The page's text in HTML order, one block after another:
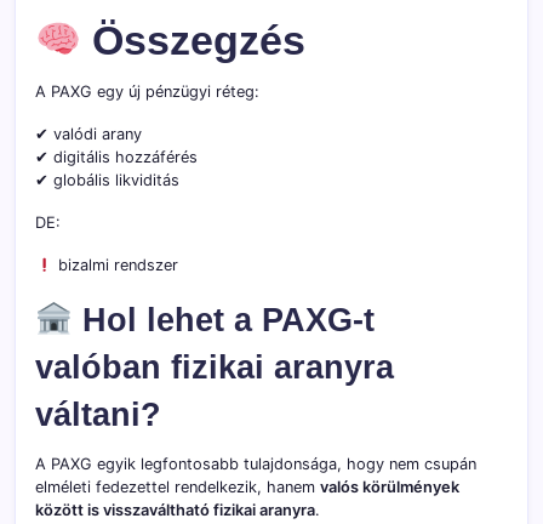
Összegzés
A PAXG egy új pénzügyi réteg:
✔ valódi arany
✔ digitális hozzáférés
✔ globális likviditás
DE:
bizalmi rendszer
Hol lehet a PAXG-t
valóban fizikai aranyra
váltani?
A PAXG egyik legfontosabb tulajdonsága, hogy nem csupán
elméleti fedezettel rendelkezik, hanem valós körülmények
között is visszaváltható fizikai aranyra.